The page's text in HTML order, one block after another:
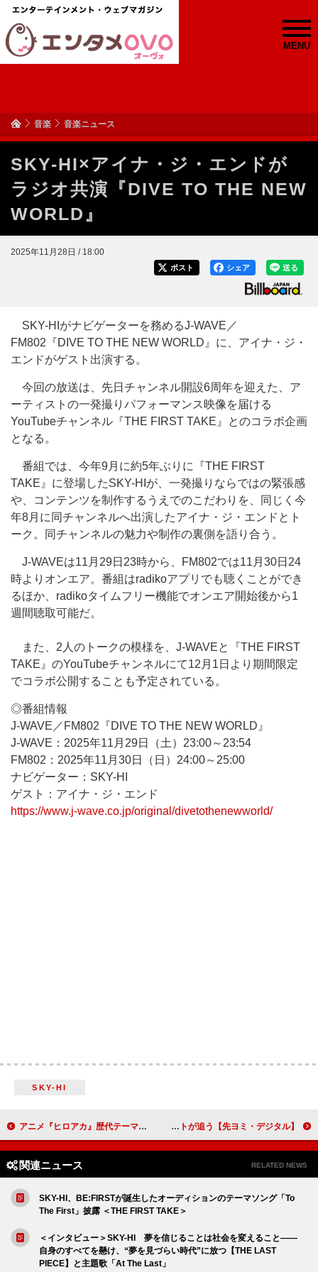
MENU
音楽 音楽ニュース
SKY-HI×アイナ・ジ・エンドが
ラジオ共演『DIVE TO THE NEW
WORLD』
2025年11月28日 / 18:00
送る
シェア
ポスト
SKY-HIがナビゲーターを務めるJ-WAVE／
FM802『DIVE TO THE NEW WORLD』に、アイナ・ジ・
エンドがゲスト出演する。
今回の放送は、先日チャンネル開設6周年を迎えた、ア
ーティストの一発撮りパフォーマンス映像を届ける
YouTubeチャンネル『THE FIRST TAKE』とのコラボ企画
となる。
番組では、今年9月に約5年ぶりに『THE FIRST
TAKE』に登場したSKY-HIが、一発撮りならではの緊張感
や、コンテンツを制作するうえでのこだわりを、同じく今
年8月に同チャンネルへ出演したアイナ・ジ・エンドとト
ーク。同チャンネルの魅力や制作の裏側を語り合う。
J-WAVEは11月29日23時から、FM802では11月30日24
時よりオンエア。番組はradikoアプリでも聴くことができ
るほか、radikoタイムフリー機能でオンエア開始後から1
週間聴取可能だ。
また、2人のトークの模様を、J-WAVEと『THE FIRST
TAKE』のYouTubeチャンネルにて12月1日より期間限定
でコラボ公開することも予定されている。
◎番組情報
J-WAVE／FM802『DIVE TO THE NEW WORLD』
J-WAVE：2025年11月29日（土）23:00～23:54
FM802：2025年11月30日（日）24:00～25:00
ナビゲーター：SKY-HI
ゲスト：アイナ・ジ・エンド
https://www.j-wave.co.jp/original/divetothenewworld/
SKY-HI
アニメ『ヒロアカ』歴代テーマ曲のオンラインリスニングパーティー開催、【垂れ流せ！ヒロアカソング！2025】 【先ヨミ・デジタル】米津玄師、「IRIS OUT」「JANE DOE」で引き続きストリーミングトップ2独占中 ミセス「狭心症」をはじめRADWIMPSトリビュートが追う
関連ニュース RELATED NEWS
SKY-HI、BE:FIRSTが誕生したオーディションのテーマソング「To
The First」披露 ＜THE FIRST TAKE＞
＜インタビュー＞SKY-HI 夢を信じることは社会を変えること――
自身のすべてを懸け、“夢を見づらい時代”に放つ【THE LAST
PIECE】と主題歌「At The Last」